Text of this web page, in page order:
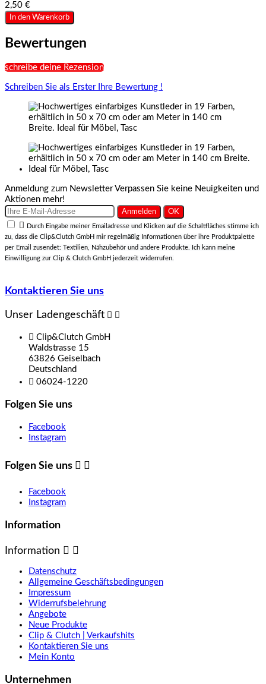
2,50 €
In den Warenkorb
Bewertungen
schreibe deine Rezension
Schreiben Sie als Erster Ihre Bewertung !
Anmeldung zum Newsletter Verpassen Sie keine Neuigkeiten und
Aktionen mehr!

Durch Eingabe meiner Emailadresse und Klicken auf die Schaltfläches stimme ich
zu, dass die Clip&Clutch GmbH mir regelmäßig Informationen über ihre Produktpalette
per Email zusendet: Textilien, Nähzubehör und andere Produkte. Ich kann meine
Einwilligung zur Clip & Clutch GmbH jederzeit widerrufen.
Kontaktieren Sie uns
Unser Ladengeschäft  
 Clip&Clutch GmbH
Waldstrasse 15
63826 Geiselbach
Deutschland
 06024-1220
Folgen Sie uns
Facebook
Instagram
Folgen Sie uns  
Facebook
Instagram
Information
Information  
Datenschutz
Allgemeine Geschäftsbedingungen
Impressum
Widerrufsbelehrung
Angebote
Neue Produkte
Clip & Clutch | Verkaufshits
Kontaktieren Sie uns
Mein Konto
Unternehmen